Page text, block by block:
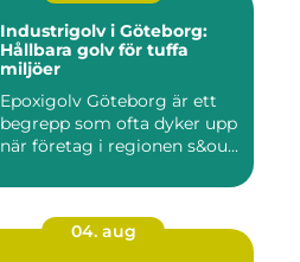
Industrigolv i Göteborg:
Hållbara golv för tuffa
miljöer
Epoxigolv Göteborg är ett
begrepp som ofta dyker upp
när företag i regionen s&ou...
04. aug